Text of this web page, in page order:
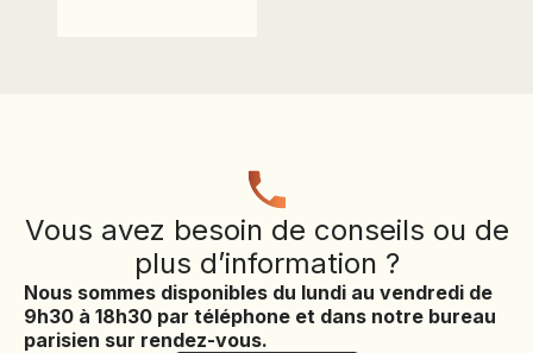
Vous avez besoin de conseils ou de
plus d’information ?
Nous sommes disponibles du lundi au vendredi de
9h30 à 18h30 par téléphone et dans notre bureau
parisien sur rendez-vous.